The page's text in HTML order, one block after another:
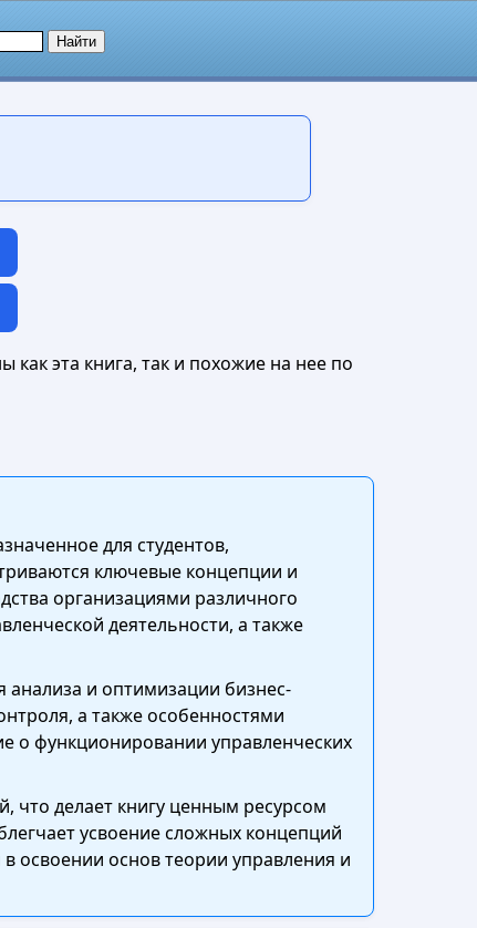
как эта книга, так и похожие на нее по
для студентов,
ключевые концепции и
организациями различного
деятельности, а также
анализа и оптимизации бизнес-
а также особенностями
о функционировании управленческих
что делает книгу ценным ресурсом
усвоение сложных концепций
освоении основ теории управления и